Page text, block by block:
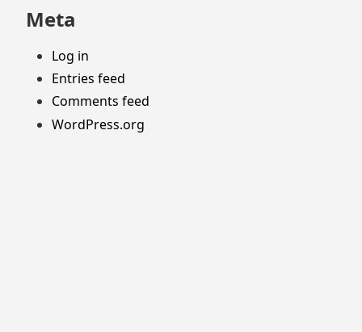
Meta
Log in
Entries feed
Comments feed
WordPress.org